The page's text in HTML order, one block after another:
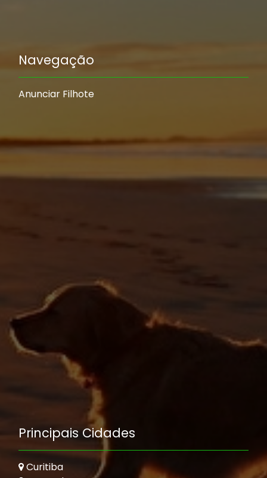
Navegação
Anunciar Filhote
Principais Cidades
Curitiba